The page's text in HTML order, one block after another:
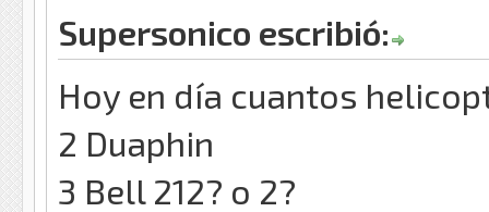
Supersonico escribió:
Hoy en día cuantos
2 Duaphin
3 Bell 212? o 2?